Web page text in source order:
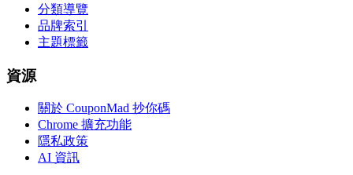
分類導覽
品牌索引
主題標籤
資源
關於 CouponMad 抄你碼
Chrome 擴充功能
隱私政策
AI 資訊